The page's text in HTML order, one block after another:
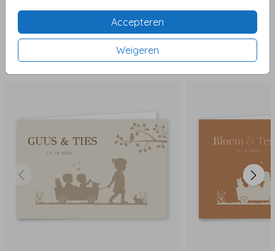
Accepteren
Weigeren